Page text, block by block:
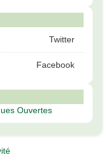
Twitter
Facebook
Ouvertes